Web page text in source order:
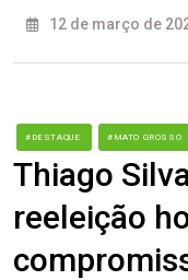
12 de março de
#DESTAQUE #MATO GROSSO
Thiago
reeleição